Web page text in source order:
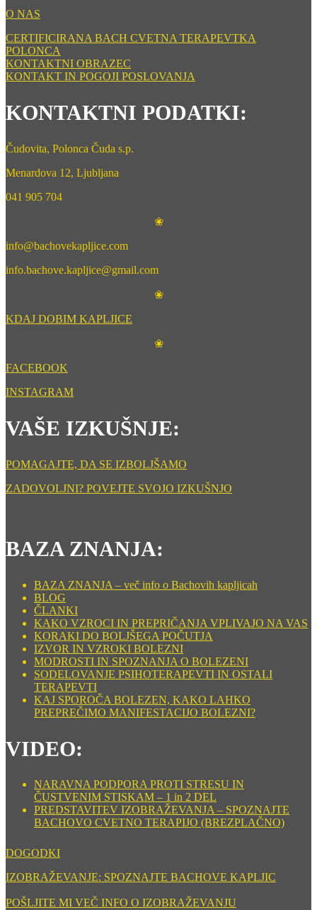
O NAS
CERTIFICIRANA BACH CVETNA TERAPEVTKA
POLONCA
KONTAKTNI OBRAZEC
KONTAKT IN POGOJI POSLOVANJA
KONTAKTNI PODATKI:
Čudovita, Polonca Čuda s.p.
Menardova 12, Ljubljana
041 905 704
❀
info@bachovekapljice.com
info.bachove.kapljice@gmail.com
❀
KDAJ DOBIM KAPLJICE
❀
FACEBOOK
INSTAGRAM
VAŠE IZKUŠNJE:
POMAGAJTE, DA SE IZBOLJŠAMO
ZADOVOLJNI? POVEJTE SVOJO IZKUŠNJO
BAZA ZNANJA:
BAZA ZNANJA – več info o Bachovih kapljicah
BLOG
ČLANKI
KAKO VZROCI IN PREPRIČANJA VPLIVAJO NA VAS
KORAKI DO BOLJŠEGA POČUTJA
IZVOR IN VZROKI BOLEZNI
MODROSTI IN SPOZNANJA O BOLEZENI
SODELOVANJE PSIHOTERAPEVTI IN OSTALI
TERAPEVTI
KAJ SPOROČA BOLEZEN, KAKO LAHKO
PREPREČIMO MANIFESTACIJO BOLEZNI?
VIDEO:
NARAVNA PODPORA PROTI STRESU IN
ČUSTVENIM STISKAM – 1 in 2 DEL
PREDSTAVITEV IZOBRAŽEVANJA – SPOZNAJTE
BACHOVO CVETNO TERAPIJO (BREZPLAČNO)
DOGODKI
IZOBRAŽEVANJE: SPOZNAJTE BACHOVE KAPLJIC
POŠLJITE MI VEČ INFO O IZOBRAŽEVANJU